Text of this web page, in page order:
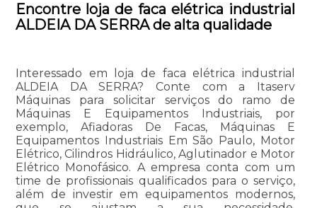
Encontre loja de faca elétrica industrial
ALDEIA DA SERRA de alta qualidade
Interessado em loja de faca elétrica industrial
ALDEIA DA SERRA? Conte com a Itaserv
Máquinas para solicitar serviços do ramo de
Máquinas E Equipamentos Industriais, por
exemplo, Afiadoras De Facas, Máquinas E
Equipamentos Industriais Em São Paulo, Motor
Elétrico, Cilindros Hidráulico, Aglutinador e Motor
Elétrico Monofásico. A empresa conta com um
time de profissionais qualificados para o serviço,
além de investir em equipamentos modernos,